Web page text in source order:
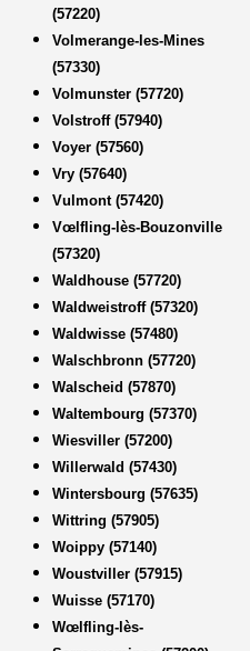
(57220)
Volmerange-les-Mines
(57330)
Volmunster (57720)
Volstroff (57940)
Voyer (57560)
Vry (57640)
Vulmont (57420)
Vœlfling-lès-Bouzonville
(57320)
Waldhouse (57720)
Waldweistroff (57320)
Waldwisse (57480)
Walschbronn (57720)
Walscheid (57870)
Waltembourg (57370)
Wiesviller (57200)
Willerwald (57430)
Wintersbourg (57635)
Wittring (57905)
Woippy (57140)
Woustviller (57915)
Wuisse (57170)
Wœlfling-lès-